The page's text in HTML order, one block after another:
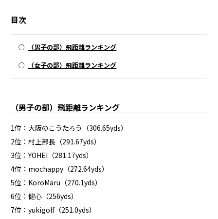
目次
○
（男子の部）飛距離ランキング
○
（女子の部）飛距離ランキング
（男子の部）飛距離ランキング
1位：大阪のこうたろう（306.65yds）
2位：村上部長（291.67yds）
3位：YOHEI（281.17yds）
4位：mochappy（272.64yds）
5位：KoroMaru（270.1yds）
6位：健心（256yds）
7位：yukigolf（251.0yds）